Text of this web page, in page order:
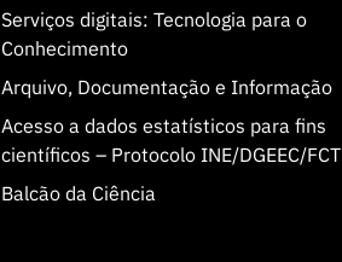
Serviços digitais: Tecnologia para o
Conhecimento
Arquivo, Documentação e Informação
Acesso a dados estatísticos para fins
científicos – Protocolo INE/DGEEC/FCT
Balcão da Ciência